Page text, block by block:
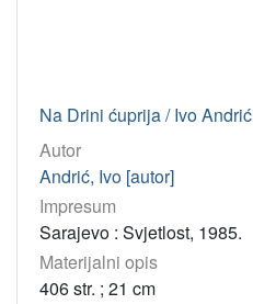
Na Drini ćuprija / Ivo Andrić
Autor
Andrić, Ivo [autor]
Impresum
Sarajevo : Svjetlost, 1985.
Materijalni opis
406 str. ; 21 cm